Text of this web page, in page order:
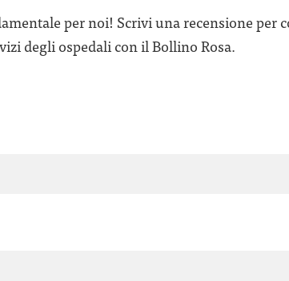
per noi! Scrivi una recensione per
degli ospedali con il Bollino Rosa.